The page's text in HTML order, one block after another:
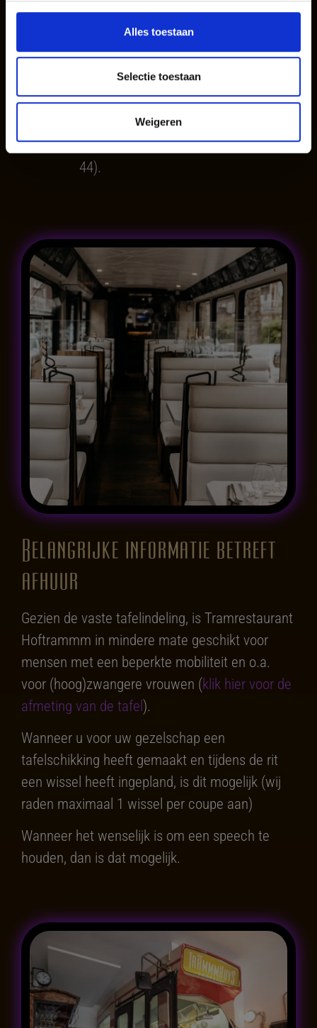
Alles toestaan
Selectie toestaan
Weigeren
Voor het afhuren van
de gehele tram is het
totaalbedrag €4.818,-
ongeacht met
hoeveel gasten u
komt dineren, met
een maximum van
44).
Belangrijke informatie betreft
afhuur
Gezien de vaste tafelindeling, is Tramrestaurant
Hoftrammm in mindere mate geschikt voor
mensen met een beperkte mobiliteit en o.a.
voor (hoog)zwangere vrouwen (klik hier voor de
afmeting van de tafel ).
Wanneer u voor uw gezelschap een
tafelschikking heeft gemaakt en tijdens de rit
een wissel heeft ingepland, is dit mogelijk (wij
raden maximaal 1 wissel per coupe aan)
Wanneer het wenselijk is om een speech te
houden, dan is dat mogelijk.